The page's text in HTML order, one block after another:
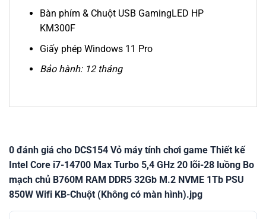
Bàn phím & Chuột USB GamingLED HP
KM300F
Giấy phép Windows 11 Pro
Bảo hành: 12 tháng
0 đánh giá cho DCS154 Vỏ máy tính chơi game Thiết kế
Intel Core i7-14700 Max Turbo 5,4 GHz 20 lõi-28 luồng Bo
mạch chủ B760M RAM DDR5 32Gb M.2 NVME 1Tb PSU
850W Wifi KB-Chuột (Không có màn hình).jpg